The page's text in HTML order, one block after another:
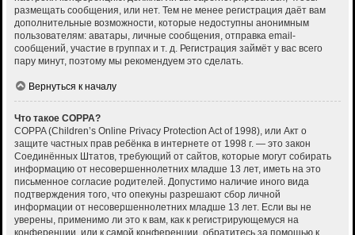
размещать сообщения, или нет. Тем не менее регистрация даёт вам
дополнительные возможности, которые недоступны анонимным
пользователям: аватары, личные сообщения, отправка email-
сообщений, участие в группах и т. д. Регистрация займёт у вас всего
пару минут, поэтому мы рекомендуем это сделать.
Вернуться к началу
Что такое COPPA?
COPPA (Children’s Online Privacy Protection Act of 1998), или Акт о
защите частных прав ребёнка в интернете от 1998 г. — это закон
Соединённых Штатов, требующий от сайтов, которые могут собирать
информацию от несовершеннолетних младше 13 лет, иметь на это
письменное согласие родителей. Допустимо наличие иного вида
подтверждения того, что опекуны разрешают сбор личной
информации от несовершеннолетних младше 13 лет. Если вы не
уверены, применимо ли это к вам, как к регистрирующемуся на
конференции, или к самой конференции, обратитесь за помощью к